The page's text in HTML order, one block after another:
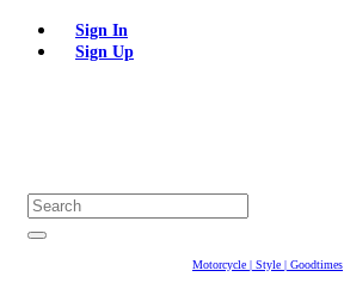
Sign In
Sign Up
Motorcycle | Style | Goodtimes